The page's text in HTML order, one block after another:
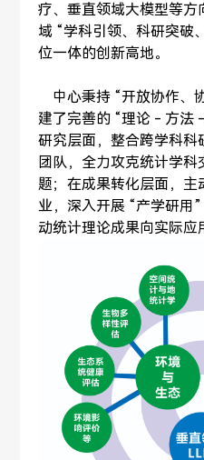
疗、垂直领域大模型等
域 “学科引领、科研突破
位一体的创新高地。
中心秉持 “开放协作、
建了完善的 “理论 - 方法
研究层面，整合跨学科科
团队，全力攻克统计学
题；在成果转化层面，
业，深入开展 “产学研用
动统计理论成果向实际应